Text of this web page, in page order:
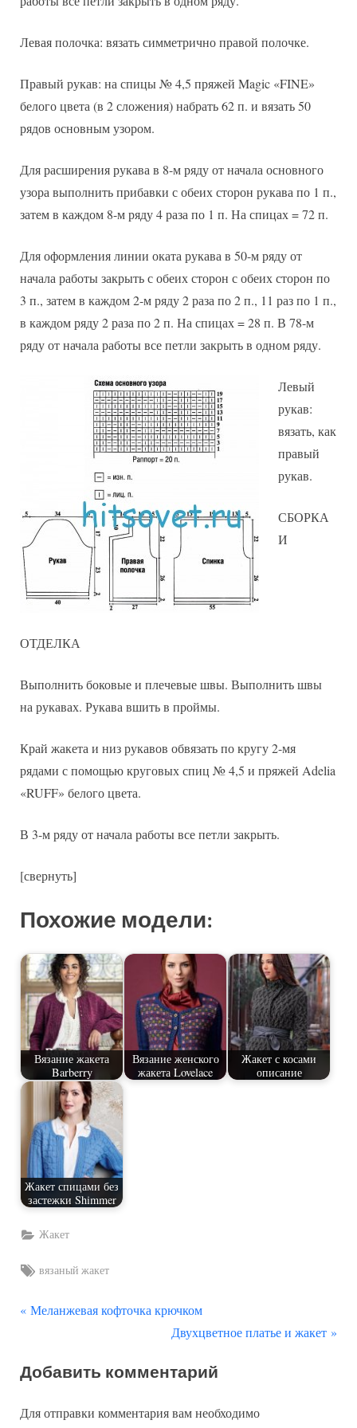
Левая полочка: вязать симметрично правой полочке.
Правый рукав: на спицы № 4,5 пряжей Magic «FINE»
белого цвета (в 2 сложения) набрать 62 п. и вязать 50
рядов основным узором.
Для расширения рукава в 8-м ряду от начала основного
узора выполнить прибавки с обеих сторон рукава по 1 п.,
затем в каждом 8-м ряду 4 раза по 1 п. На спицах = 72 п.
Для оформления линии оката рукава в 50-м ряду от
начала работы закрыть с обеих сторон с обеих сторон по
3 п., затем в каждом 2-м ряду 2 раза по 2 п., 11 раз по 1 п.,
в каждом ряду 2 раза по 2 п. На спицах = 28 п. В 78-м
ряду от начала работы все петли закрыть в одном ряду.
Левый
рукав:
вязать, как
правый
рукав.
СБОРКА
И
ОТДЕЛКА
Выполнить боковые и плечевые швы. Выполнить швы
на рукавах. Рукава вшить в проймы.
Край жакета и низ рукавов обвязать по кругу 2-мя
рядами с помощью круговых спиц № 4,5 и пряжей Adelia
«RUFF» белого цвета.
В 3-м ряду от начала работы все петли закрыть.
[свернуть]
Похожие модели:
Вязание жакета
Barberry
Вязание женского
жакета Lovelace
Жакет с косами
описание
Жакет спицами без
застежки Shimmer
Жакет
Tags:
вязаный жакет
Навигация
записям
П
д
д
Меланжевая кофточка крючком
С
е
у
Двухцветное платье и жакет
Добавить комментарий
Для отправки комментария вам необходимо